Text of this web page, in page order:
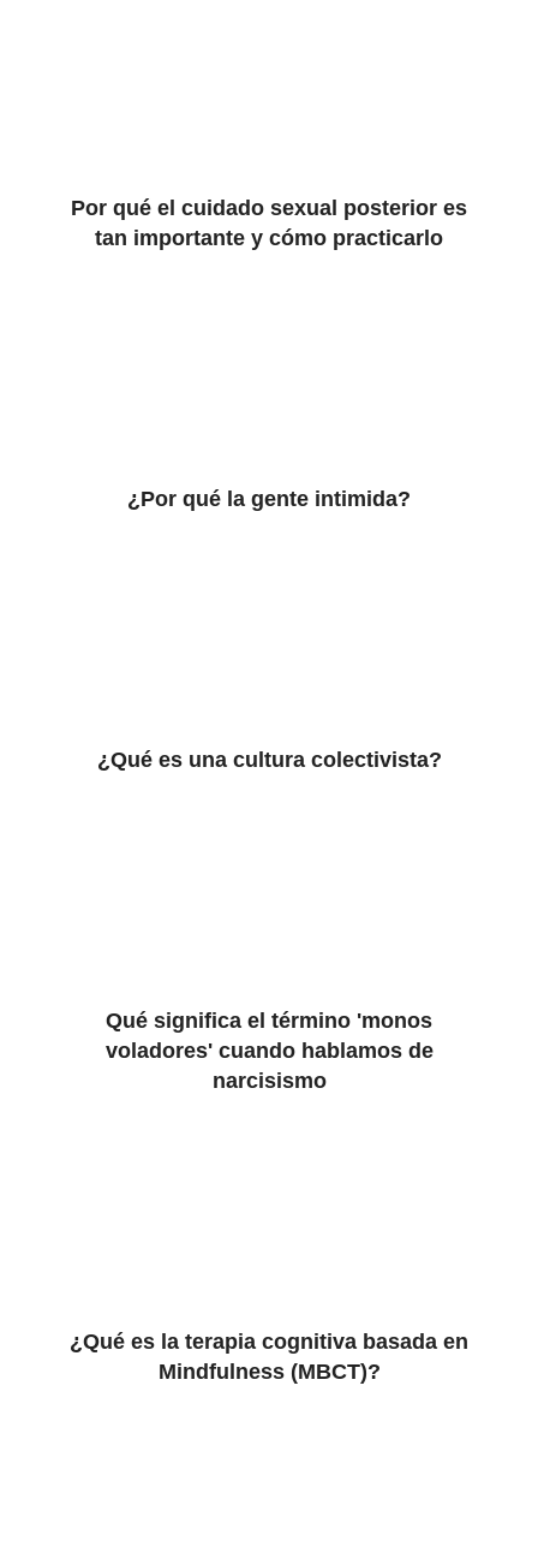
Por qué el cuidado sexual posterior es
tan importante y cómo practicarlo
¿Por qué la gente intimida?
¿Qué es una cultura colectivista?
Qué significa el término 'monos
voladores' cuando hablamos de
narcisismo
¿Qué es la terapia cognitiva basada en
Mindfulness (MBCT)?